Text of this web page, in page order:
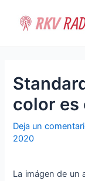
contenido
color es
Deja un
2020
La imágen de un